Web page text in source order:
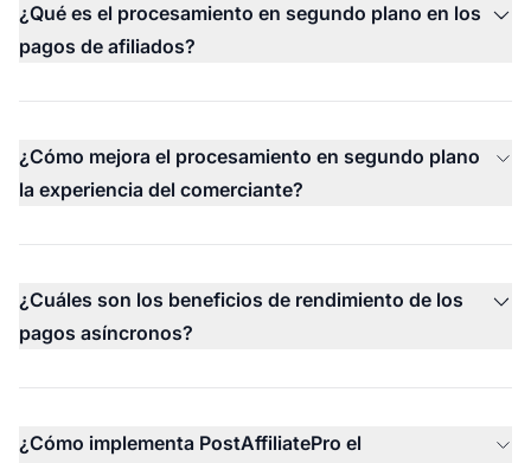
¿Qué es el procesamiento en segundo plano en los
pagos de afiliados?
¿Cómo mejora el procesamiento en segundo plano
la experiencia del comerciante?
¿Cuáles son los beneficios de rendimiento de los
pagos asíncronos?
¿Cómo implementa PostAffiliatePro el